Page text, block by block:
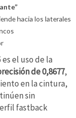
hacia los laterales
el uso de la
de 0,8677,
en la cintura,
sin
fastback